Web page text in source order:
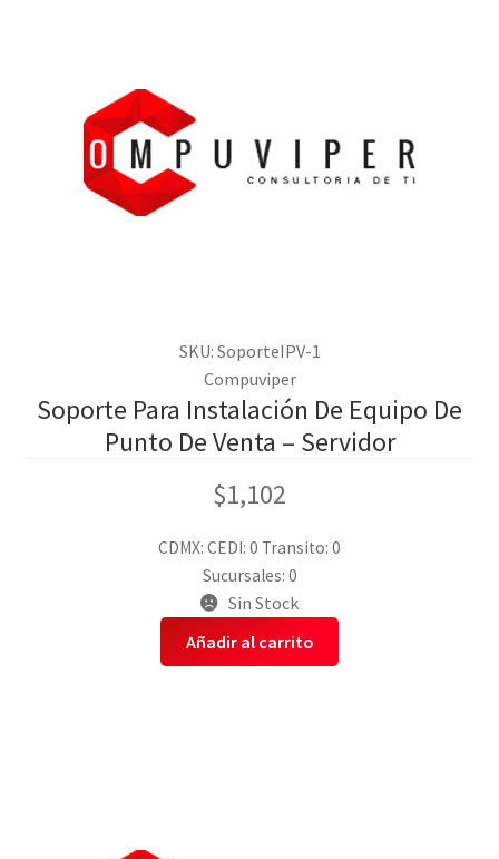
SKU: SoporteIPV-1
Compuviper
Soporte Para Instalación De Equipo De
Punto De Venta – Servidor
$1,102
CDMX: CEDI: 0 Transito: 0
Sucursales: 0
Sin Stock
Añadir al carrito